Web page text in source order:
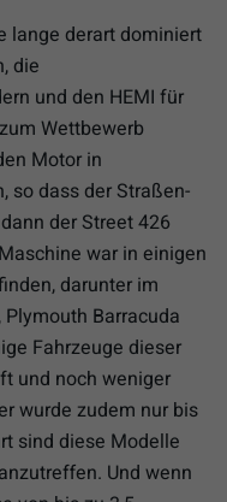
lange derart dominiert
die
und den HEMI für
Wettbewerb
Motor in
so dass der Straßen-
der Street 426
war in einigen
darunter im
Barracuda
Fahrzeuge dieser
und noch weniger
wurde zudem nur bis
sind diese Modelle
Und wenn